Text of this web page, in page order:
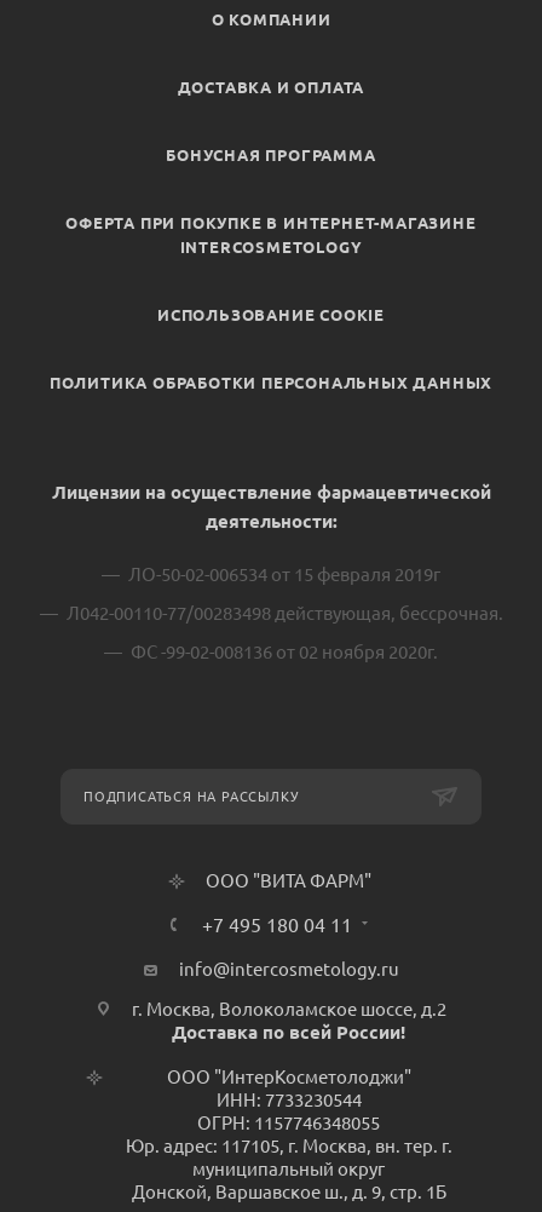
О КОМПАНИИ
ДОСТАВКА И ОПЛАТА
БОНУСНАЯ ПРОГРАММА
ОФЕРТА ПРИ ПОКУПКЕ В ИНТЕРНЕТ-МАГАЗИНЕ
INTERCOSMETOLOGY
ИСПОЛЬЗОВАНИЕ COOKIE
ПОЛИТИКА ОБРАБОТКИ ПЕРСОНАЛЬНЫХ ДАННЫХ
Лицензии на осуществление фармацевтической
деятельности:
ЛО-50-02-006534 от 15 февраля 2019г
Л042-00110-77/00283498 действующая, бессрочная.
ФС -99-02-008136 от 02 ноября 2020г.
ПОДПИСАТЬСЯ НА РАССЫЛКУ
ООО "ВИТА ФАРМ"
+7 495 180 04 11
info@intercosmetology.ru
г. Москва, Волоколамское шоссе, д.2
Доставка по всей России!
ООО "ИнтерКосметолоджи"
ИНН: 7733230544
ОГРН: 1157746348055
Юр. адрес: 117105, г. Москва, вн. тер. г.
муниципальный округ
Донской, Варшавское ш., д. 9, стр. 1Б